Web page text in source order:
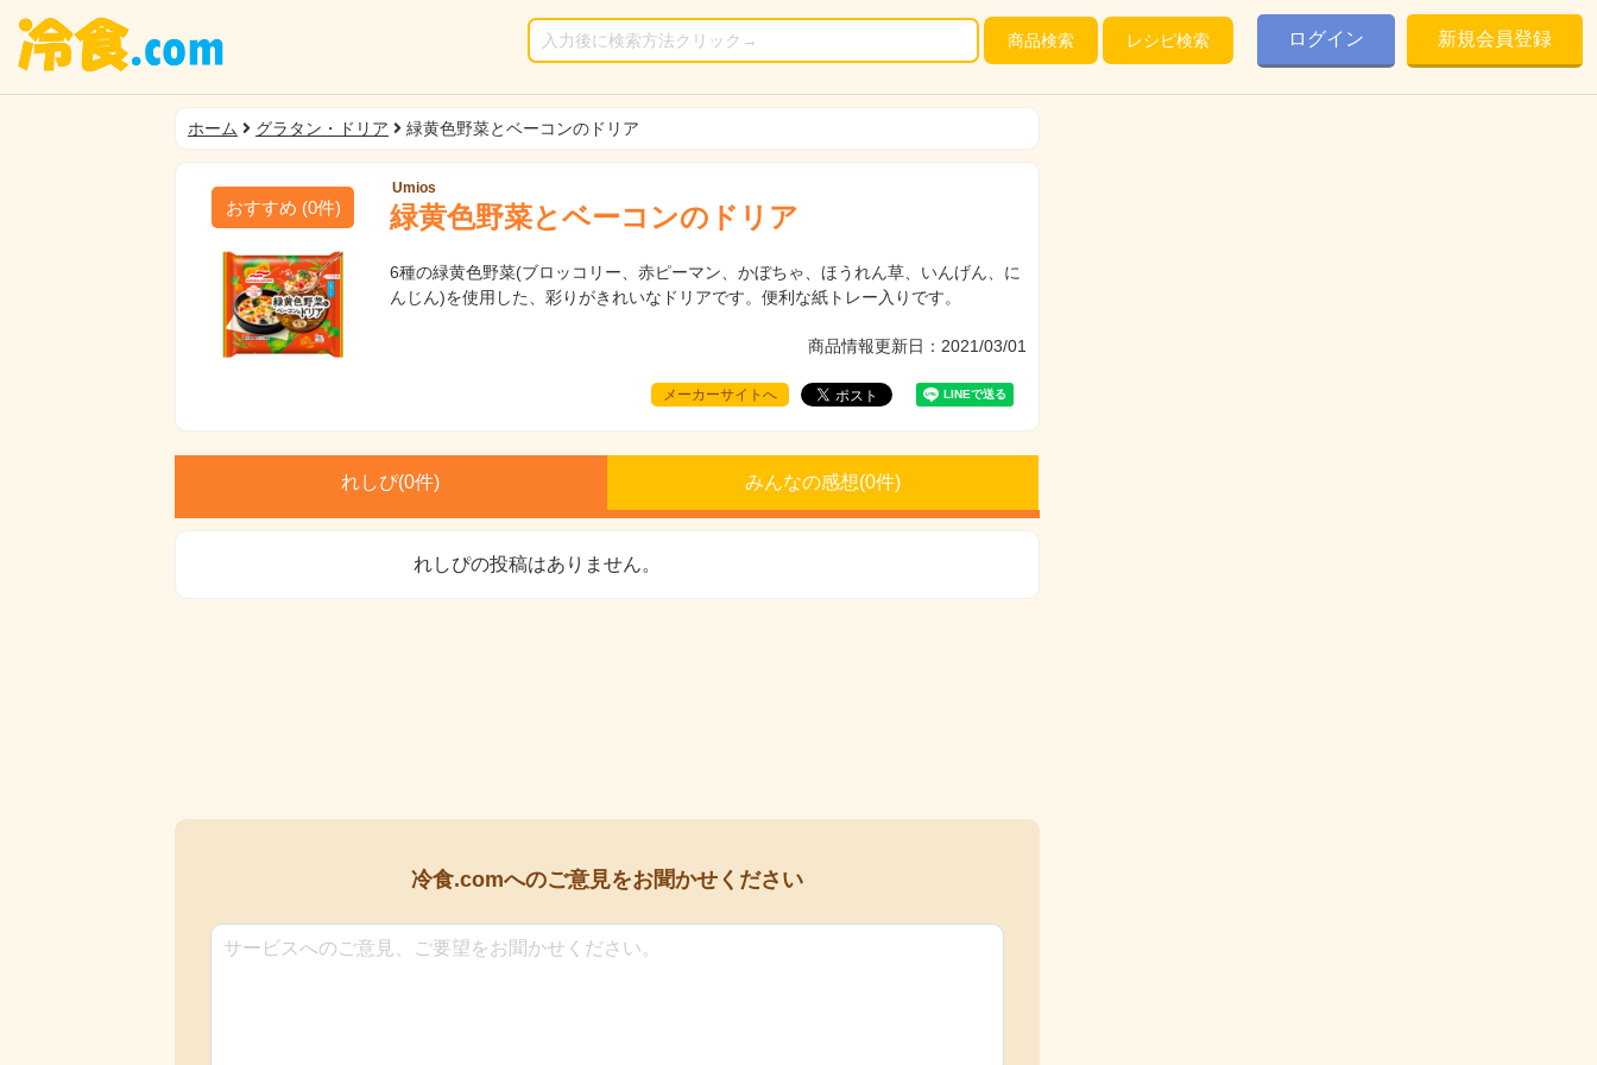
商品検索 レシピ検索 ログイン 新規会員登録
ホーム グラタン・ドリア 緑黄色野菜とベーコンのドリア
おすすめ (0件)
Umios
緑黄色野菜とベーコンのドリア
6種の緑黄色野菜(ブロッコリー、赤ピーマン、かぼちゃ、ほうれん草、いんげん、に
んじん)を使用した、彩りがきれいなドリアです。便利な紙トレー入りです。
商品情報更新日：2021/03/01
メーカーサイトへ
れしぴ(0件) みんなの感想(0件)
れしぴの投稿はありません。
冷食.comへのご意見をお聞かせください